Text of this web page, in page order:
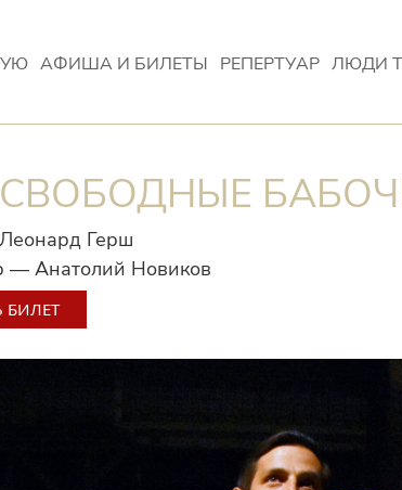
АФИША И БИЛЕТЫ РЕПЕРТУАР ЛЮДИ
БИЛЕТ
Герш
— Анатолий Новиков